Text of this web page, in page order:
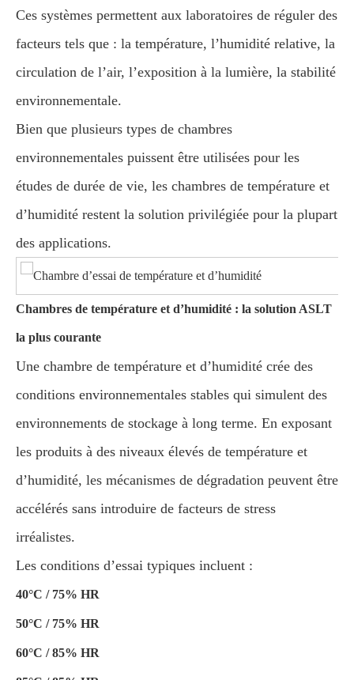
Ces systèmes permettent aux laboratoires de réguler des
facteurs tels que : la température, l’humidité relative, la
circulation de l’air, l’exposition à la lumière, la stabilité
environnementale.
Bien que plusieurs types de chambres
environnementales puissent être utilisées pour les
études de durée de vie, les chambres de température et
d’humidité restent la solution privilégiée pour la plupart
des applications.
Chambres de température et d’humidité : la solution ASLT
la plus courante
Une chambre de température et d’humidité crée des
conditions environnementales stables qui simulent des
environnements de stockage à long terme. En exposant
les produits à des niveaux élevés de température et
d’humidité, les mécanismes de dégradation peuvent être
accélérés sans introduire de facteurs de stress
irréalistes.
Les conditions d’essai typiques incluent :
40°C / 75% HR
50°C / 75% HR
60°C / 85% HR